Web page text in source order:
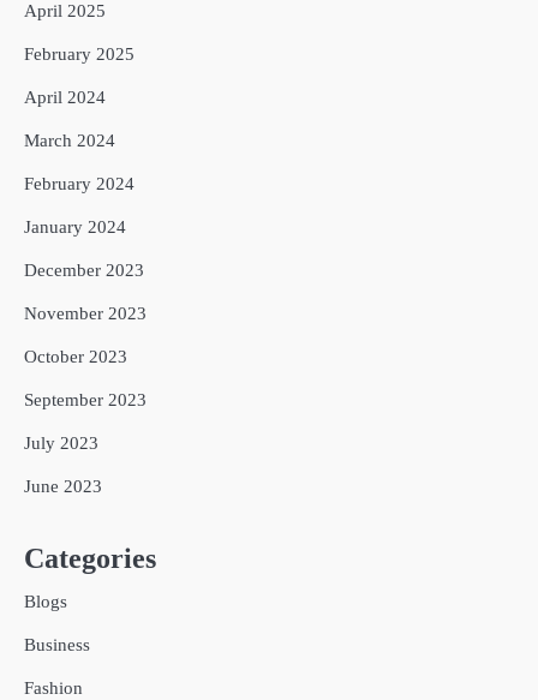
April 2025
February 2025
April 2024
March 2024
February 2024
January 2024
December 2023
November 2023
October 2023
September 2023
July 2023
June 2023
Categories
Blogs
Business
Fashion